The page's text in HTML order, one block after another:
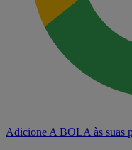
Adicione A BOLA às suas